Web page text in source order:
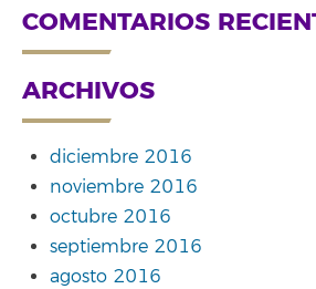
COMENTARIOS
ARCHIVOS
diciembre 2016
noviembre 2016
octubre 2016
septiembre 2016
agosto 2016